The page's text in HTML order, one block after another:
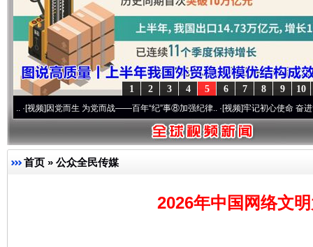
10
9
8
7
6
5
4
3
2
1
因党而生 为党而战——百年“纪”事⑧加强纪律..·[视频]牢记初心使命 奋进复兴征程
首页 » 公众全民传媒
2026年中国网络文